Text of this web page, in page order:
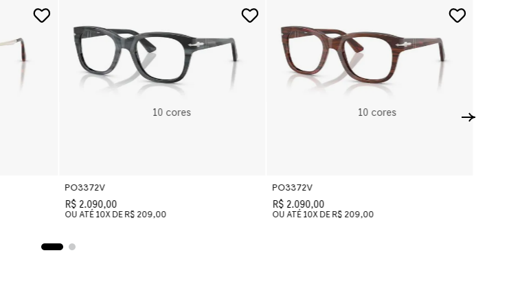
10 cores
PO3372V
R$ 2.090,00
OU ATÉ 10X DE R$ 209,00
10 cores
PO3372V
R$ 2.090,00
OU ATÉ 10X DE R$ 209,00